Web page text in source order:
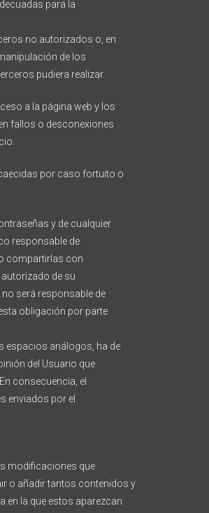
para la
no autorizados o, en
de los
pudiera realizar.
a la página web y los
fallos o desconexiones
por caso fortuito o
y de cualquier
responsable de
compartirlas con
de su
será responsable de
obligación por parte
espacios análogos, ha de
del Usuario que
consecuencia, el
enviados por el
modificaciones que
o añadir tantos contenidos y
en la que estos aparezcan